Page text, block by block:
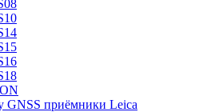
GNSS приёмники Leica